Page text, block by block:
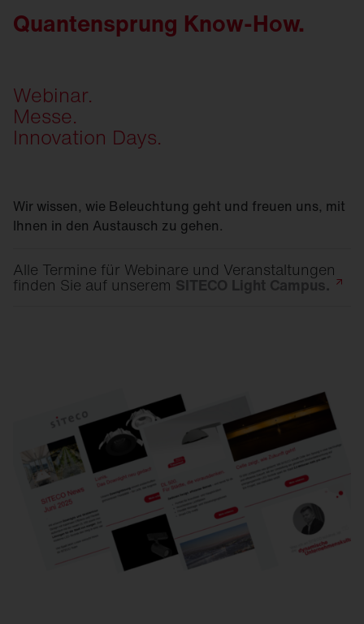
Quantensprung Know-How.
Webinar.
Messe.
Innovation Days.
Wir wissen, wie Beleuchtung geht und freuen uns, mit
Ihnen in den Austausch zu gehen.
Alle Termine für Webinare und Veranstaltungen
finden Sie auf unserem SITECO Light Campus.